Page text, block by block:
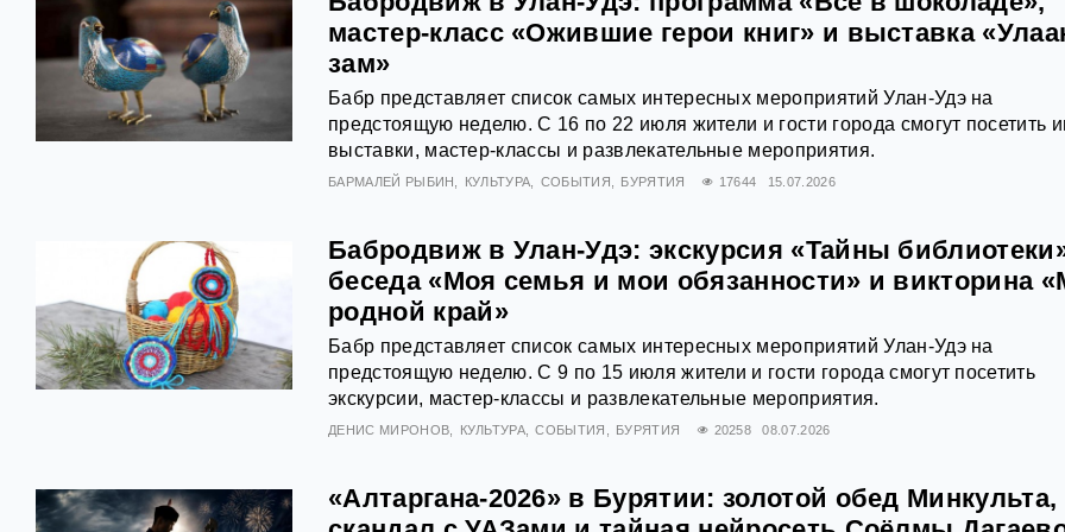
мастер-класс «Ожившие герои книг» и выставка
зам»
Бабр представляет список самых интересных мероприятий Улан-Удэ на
предстоящую неделю. С 16 по 22 июля жители и гости города смогут посетить
выставки, мастер-классы и развлекательные мероприятия.
БАРМАЛЕЙ РЫБИН КУЛЬТУРА СОБЫТИЯ БУРЯТИЯ 17644 15.07.2026
Бабродвиж в Улан-Удэ: экскурсия «Тайны
беседа «Моя семья и мои обязанности» и викторина
родной край»
Бабр представляет список самых интересных мероприятий Улан-Удэ на
предстоящую неделю. С 9 по 15 июля жители и гости города смогут посетить
экскурсии, мастер-классы и развлекательные мероприятия.
ДЕНИС МИРОНОВ КУЛЬТУРА СОБЫТИЯ БУРЯТИЯ 20258 08.07.2026
«Алтаргана-2026» в Бурятии: золотой обед Минкульта,